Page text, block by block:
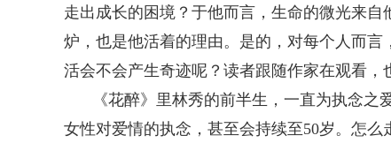
走出成长的困境？于他而言，生命的微光来
炉，也是他活着的理由。是的，对每个人而
活会不会产生奇迹呢？读者跟随作家在观看，
《花醉》里林秀的前半生，一直为执念之
女性对爱情的执念，甚至会持续至50岁。怎